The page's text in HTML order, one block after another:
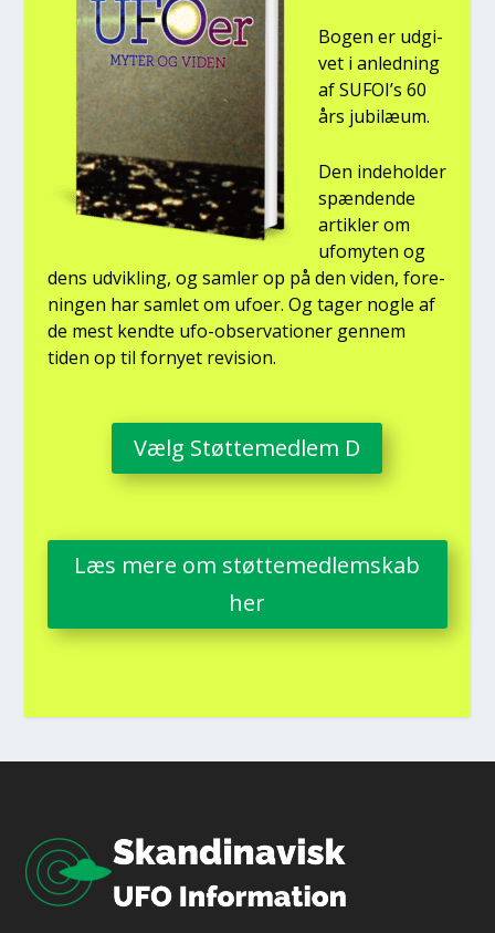
Bogen er udgi­
vet i anled­ning
af SUFOI’s 60
års jubilæum.
Den inde­hol­der
spæn­den­de
artik­ler om
ufo­myten og
dens udvik­ling, og sam­ler op på den viden, for­e­
nin­gen har sam­let om ufo­er. Og tager nog­le af
de mest kend­te ufo-obser­va­tio­ner gen­nem
tiden op til for­ny­et revi­sion.
Vælg Støt­te­med­lem D
Læs mere om støt­te­med­lem­skab
her